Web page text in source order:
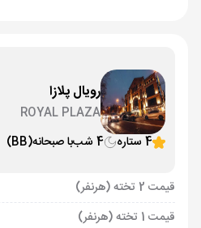
رویال پلازا
ROYAL PLAZA
4 ستاره
4 شب با صبحانه(BB)
قیمت 2 تخته (هرنفر)
قیمت 1 تخته (هرنفر)